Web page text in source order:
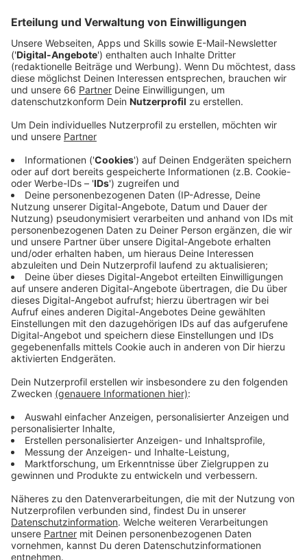
Düsseldorf NOCH nicht.
Veröffentlicht:Donnerstag, 01.07.2021 13:57
Hier in Düsseldorf geht der 7-Tage-Wert seit drei
Tagen wieder nach oben. Zunächst nur in kleinen, jetzt
aber auch wieder in etwas größeren Schritten. Der
Wert liegt heute bei 9 - und damit fast drei Punkte
höher als gestern (30. Juni). In unserer Stadt ist auch
ein weiterer Mensch an den Folgen seiner Infektion
gestorben. Die Gesamtzahl ist auf 427 gestiegen - so
viele Menschen sind seit März 2020 in Düsseldorf mit
oder am Virus verstorben. Und noch eine Zahl:
Innerhalb eines Tages wurden 21 Neuinfektionen
gemeldet.
Anzeige
Weitere Infos und Links zum Thema:
Anzeige